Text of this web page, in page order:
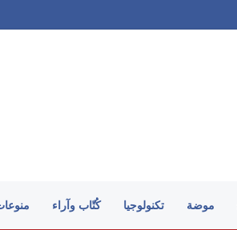
موضة تكنولوجيا كُتّاب وآراء